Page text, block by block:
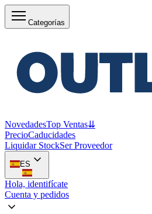
Categorías
NovedadesTop Ventas⇊
PrecioCaducidades
Liquidar StockSer Proveedor
ES
Hola, identifícate
Cuenta y pedidos